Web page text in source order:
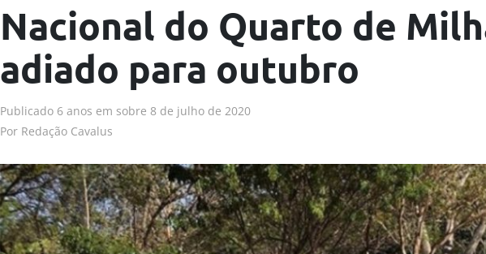
Nacional do Quarto de
adiado para outubro
Publicado 6 anos em sobre 8 de julho de 2020
Por Redação Cavalus